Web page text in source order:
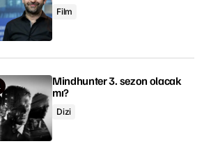
Film
Mindhunter 3. sezon olacak
mı?
Dizi